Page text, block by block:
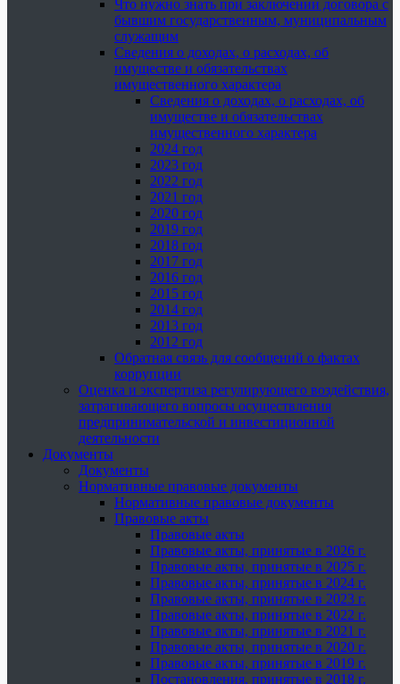
Что нужно знать при заключении договора с
бывшим государственным, муниципальным
служащим
Сведения о доходах, о расходах, об
имуществе и обязательствах
имущественного характера
Сведения о доходах, о расходах, об
имуществе и обязательствах
имущественного характера
2024 год
2023 год
2022 год
2021 год
2020 год
2019 год
2018 год
2017 год
2016 год
2015 год
2014 год
2013 год
2012 год
Обратная связь для сообщений о фактах
коррупции
Оценка и экспертиза регулирующего воздействия,
затрагивающего вопросы осуществления
предпринимательской и инвестиционной
деятельности
Документы
Документы
Нормативные правовые документы
Нормативные правовые документы
Правовые акты
Правовые акты
Правовые акты, принятые в 2026 г.
Правовые акты, принятые в 2025 г.
Правовые акты, принятые в 2024 г.
Правовые акты, принятые в 2023 г.
Правовые акты, принятые в 2022 г.
Правовые акты, принятые в 2021 г.
Правовые акты, принятые в 2020 г.
Правовые акты, принятые в 2019 г.
Постановления, принятые в 2018 г.